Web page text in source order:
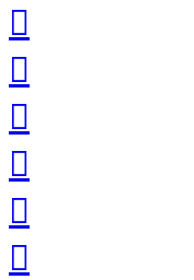
teilen
teilen
teilen
teilen